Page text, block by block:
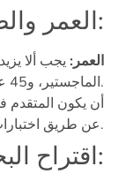
4. العمر والصحة:
العمر:
الماجستير، و45 عامًا لدرجة الدكتوراه.
أن يكون
عن طريق اختبارات طبية يجريها طبيب معتمد.
5. اقتراح البحث: